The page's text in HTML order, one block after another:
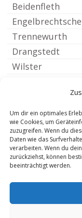
Um dir ein optimales
wie Cookies, um
zuzugreifen. Wenn du
Daten wie das
verarbeiten. Wenn du
zurückziehst, können
beeinträchtigt werden.
Beidenfleth
Trennewurth
Drangstedt
Wilster
Buchholz
Ringstedt
Barlt
Cuxhaven
Aebtissinwisch
Düdenbüttel